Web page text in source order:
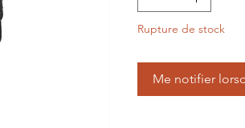
Rupture de stock
Me notifier